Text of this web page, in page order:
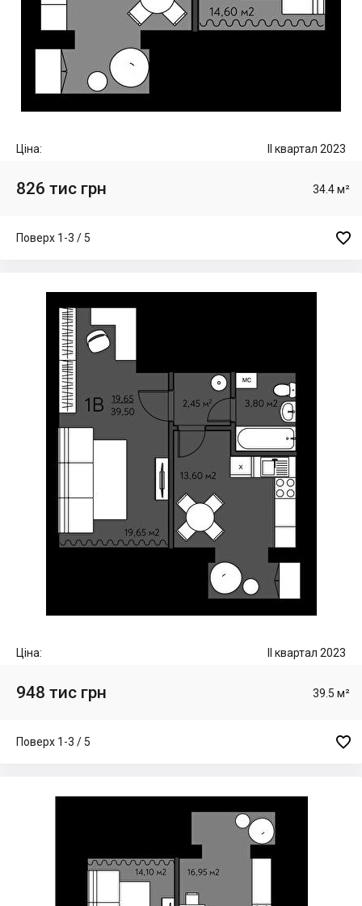
Ціна: II квартал 2023
826 тис грн 34.4 м²
Поверх 1-3 / 5 
Ціна: II квартал 2023
948 тис грн 39.5 м²
Поверх 1-3 / 5 